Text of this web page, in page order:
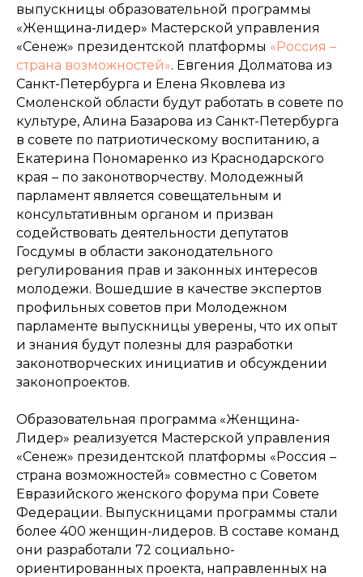
выпускницы образовательной программы
«Женщина-лидер» Мастерской управления
«Сенеж» президентской платформы «Россия –
страна возможностей». Евгения Долматова из
Санкт-Петербурга и Елена Яковлева из
Смоленской области будут работать в совете по
культуре, Алина Базарова из Санкт-Петербурга
в совете по патриотическому воспитанию, а
Екатерина Пономаренко из Краснодарского
края – по законотворчеству. Молодежный
парламент является совещательным и
консультативным органом и призван
содействовать деятельности депутатов
Госдумы в области законодательного
регулирования прав и законных интересов
молодежи. Вошедшие в качестве экспертов
профильных советов при Молодежном
парламенте выпускницы уверены, что их опыт
и знания будут полезны для разработки
законотворческих инициатив и обсуждении
законопроектов.
Образовательная программа «Женщина-
Лидер» реализуется Мастерской управления
«Сенеж» президентской платформы «Россия –
страна возможностей» совместно с Советом
Евразийского женского форума при Совете
Федерации. Выпускницами программы стали
более 400 женщин-лидеров. В составе команд
они разработали 72 социально-
ориентированных проекта, направленных на